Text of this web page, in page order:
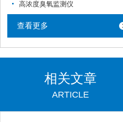
高浓度臭氧监测仪
查看更多
相关文章
ARTICLE